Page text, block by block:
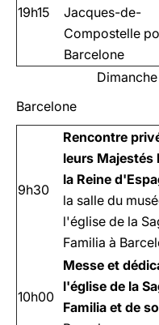
19h15
Jacques-de-
Compostelle
Barcelone
Barcelone
9h30
Rencontre
leurs Majestés
la Reine
la salle du
l'église de la
Familia à
10h00
Messe et
l'église de la
Familia et de